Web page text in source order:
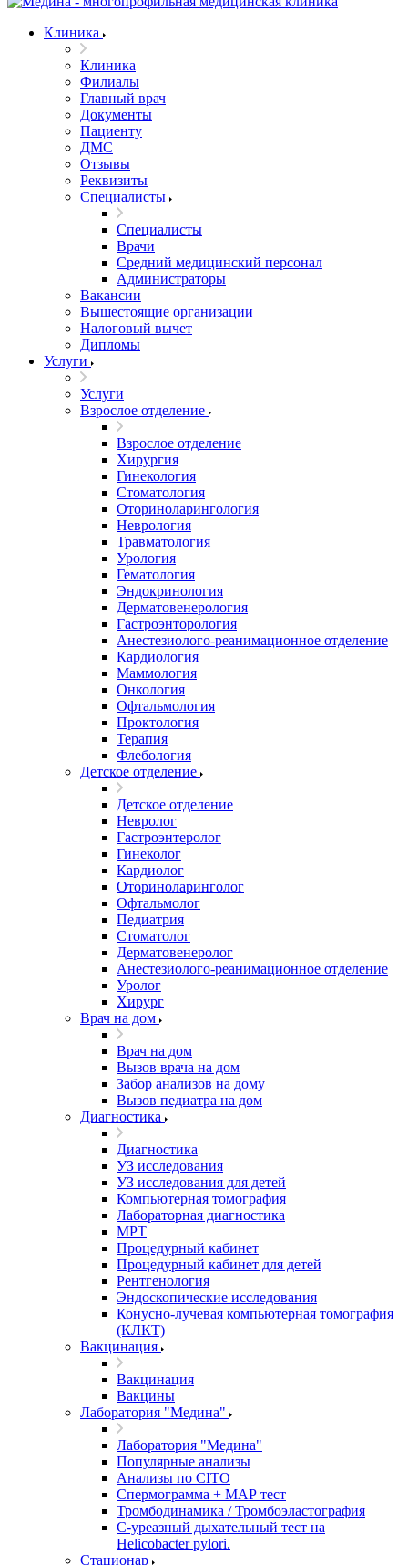
Клиника
Клиника
Филиалы
Главный врач
Документы
Пациенту
ДМС
Отзывы
Реквизиты
Специалисты
Специалисты
Врачи
Средний медицинский персонал
Администраторы
Вакансии
Вышестоящие организации
Налоговый вычет
Дипломы
Услуги
Услуги
Взрослое отделение
Взрослое отделение
Хирургия
Гинекология
Стоматология
Оториноларингология
Неврология
Травматология
Урология
Гематология
Эндокринология
Дерматовенерология
Гастроэнторология
Анестезиолого-реанимационное отделение
Кардиология
Маммология
Онкология
Офтальмология
Проктология
Терапия
Флебология
Детское отделение
Детское отделение
Невролог
Гастроэнтеролог
Гинеколог
Кардиолог
Оториноларинголог
Офтальмолог
Педиатрия
Стоматолог
Дерматовенеролог
Анестезиолого-реанимационное отделение
Уролог
Хирург
Врач на дом
Врач на дом
Вызов врача на дом
Забор анализов на дому
Вызов педиатра на дом
Диагностика
Диагностика
УЗ исследования
УЗ исследования для детей
Компьютерная томография
Лабораторная диагностика
МРТ
Процедурный кабинет
Процедурный кабинет для детей
Рентгенология
Эндоскопические исследования
Конусно-лучевая компьютерная томография
(КЛКТ)
Вакцинация
Вакцинация
Вакцины
Лаборатория "Медина"
Лаборатория "Медина"
Популярные анализы
Анализы по CITO
Спермограмма + МАР тест
Тромбодинамика / Тромбоэластография
С-уреазный дыхательный тест на
Helicobacter pylori.
Стационар